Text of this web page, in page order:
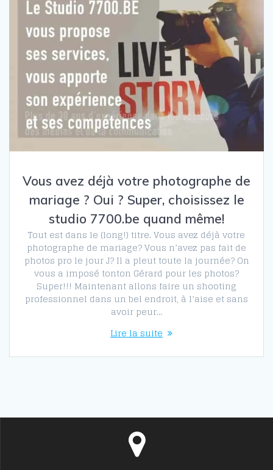
Vous avez déjà votre photographe de
mariage ? Oui ? Super, choisissez le
studio 7700.be quand même!
Tout est dans le (long!) titre. Vous avez déjà votre
photographe de mariage? Vous n’avez pas fait de
photos pro le jour J? Il a pleut toute la journée? On
vous a imposé tonton Gérard pour les photos?
Super!!! Maintenant allons faire un shooting
professionnel dans un bel endroit, à l’aise et sans
avoir peur…
Lire la suite